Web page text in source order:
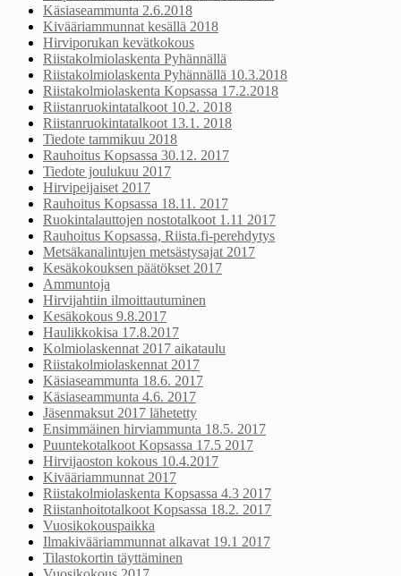
Käsiaseammunta 2.6.2018
Kivääriammunnat kesällä 2018
Hirviporukan kevätkokous
Riistakolmiolaskenta Pyhännällä
Riistakolmiolaskenta Pyhännällä 10.3.2018
Riistakolmiolaskenta Kopsassa 17.2.2018
Riistanruokintatalkoot 10.2. 2018
Riistanruokintatalkoot 13.1. 2018
Tiedote tammikuu 2018
Rauhoitus Kopsassa 30.12. 2017
Tiedote joulukuu 2017
Hirvipeijaiset 2017
Rauhoitus Kopsassa 18.11. 2017
Ruokintalauttojen nostotalkoot 1.11 2017
Rauhoitus Kopsassa, Riista.fi-perehdytys
Metsäkanalintujen metsästysajat 2017
Kesäkokouksen päätökset 2017
Ammuntoja
Hirvijahtiin ilmoittautuminen
Kesäkokous 9.8.2017
Haulikkokisa 17.8.2017
Kolmiolaskennat 2017 aikataulu
Riistakolmiolaskennat 2017
Käsiaseammunta 18.6. 2017
Käsiaseammunta 4.6. 2017
Jäsenmaksut 2017 lähetetty
Ensimmäinen hirviammunta 18.5. 2017
Puuntekotalkoot Kopsassa 17.5 2017
Hirvijaoston kokous 10.4.2017
Kivääriammunnat 2017
Riistakolmiolaskenta Kopsassa 4.3 2017
Riistanhoitotalkoot Kopsassa 18.2. 2017
Vuosikokouspaikka
Ilmakivääriammunnat alkavat 19.1 2017
Tilastokortin täyttäminen